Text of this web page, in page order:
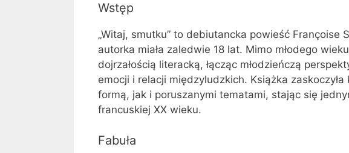
Wstęp
„Witaj, smutku” to debiutancka powieść Françoise
autorka miała zaledwie 18 lat. Mimo młodego
dojrzałością literacką, łącząc młodzieńczą
emocji i relacji międzyludzkich. Książka
formą, jak i poruszanymi tematami, stając się
francuskiej XX wieku.
Fabuła